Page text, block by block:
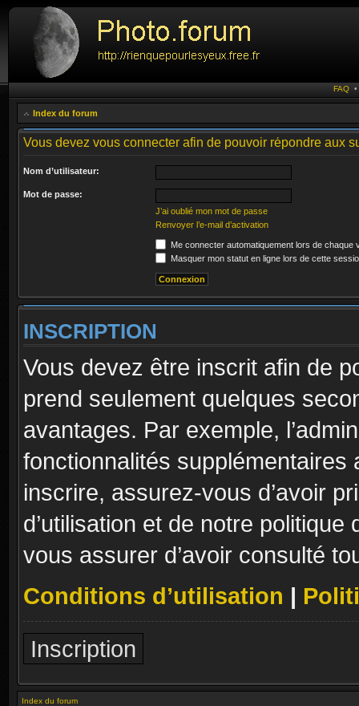
FAQ
Index du forum
Vous devez vous connecter afin de pouvoir répondre aux
Nom d’utilisateur:
Mot de passe:
J’ai oublié mon mot de passe
Renvoyer l’e-mail d’activation
Me connecter automatiquement lors de chaque
Masquer mon statut en ligne lors de cette
INSCRIPTION
Vous devez être inscrit afin de
prend seulement quelques
avantages. Par exemple,
fonctionnalités
inscrire, assurez-vous d’avoir
d’utilisation et de notre
vous assurer d’avoir consulté
Conditions d’utilisation |
Inscription
Index du forum